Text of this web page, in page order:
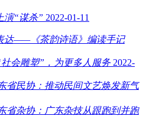
演“谋杀” 2022-01-11
达——《茶韵诗语》编读手记
会雕塑”，为更多人服务 2022-
省民协：推动民间文艺焕发新气
省杂协：广东杂技从跟跑到并跑